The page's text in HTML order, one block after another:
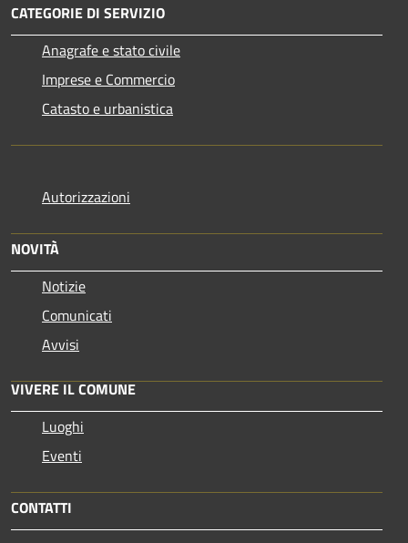
CATEGORIE DI SERVIZIO
Anagrafe e stato civile
Imprese e Commercio
Catasto e urbanistica
Autorizzazioni
NOVITÀ
Notizie
Comunicati
Avvisi
VIVERE IL COMUNE
Luoghi
Eventi
CONTATTI